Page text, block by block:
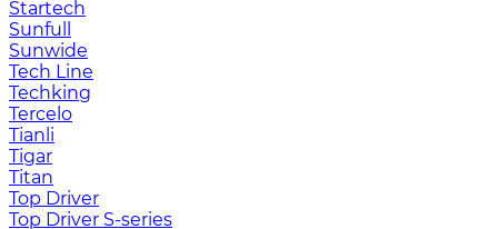
Startech
Sunfull
Sunwide
Tech Line
Techking
Tercelo
Tianli
Tigar
Titan
Top Driver
Top Driver S-series